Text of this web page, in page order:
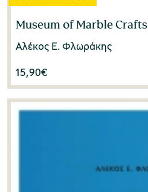
Museum of Marble Crafts
Αλέκος Ε. Φλωράκης
15,90€